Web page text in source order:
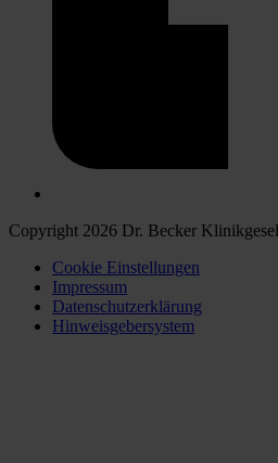
Copyright 2026 Dr. Becker
Cookie Einstellungen
Impressum
Datenschutzerklärung
Hinweisgebersystem